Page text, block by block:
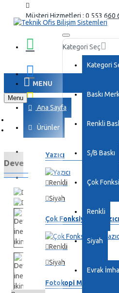
Müşteri Hizmetleri : 0 553 660
Kategori Seç
Kategori
Baskı
Renkli
S/B Baskı
Çok
Renkli
Siyah
Evrak
MENU
Ana Sayfa
Ürünler
Yazıcı
Renkli
Siyah
Çok Fonksiyonlu Yazıcı
Renkli
Siyah
Fotokopi Makinesi
Menu
Develop ineo +250i ikinci el